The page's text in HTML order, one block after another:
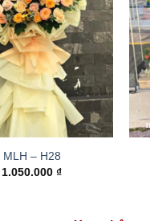
MLH – H28
1.050.000₫